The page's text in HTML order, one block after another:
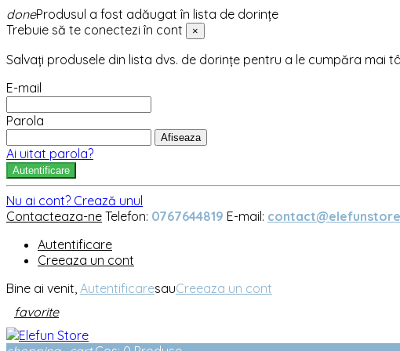
doneProdusul a fost adăugat în lista de dorințe
Trebuie să te conectezi în cont
×
Salvați produsele din lista dvs. de dorințe pentru a le cumpăra mai
E-mail
Parola
Afiseaza
Ai uitat parola?
Autentificare
Nu ai cont? Crează unul
Contacteaza-ne Telefon: 0767644819 E-mail:
Autentificare
Creeaza un cont
Bine ai venit, AutentificaresauCreeaza un cont
favorite